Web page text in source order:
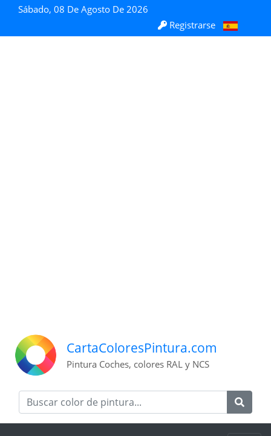
Sábado, 08 De Agosto De 2026
Registrarse
CartaColoresPintura.com
Pintura Coches, colores RAL y NCS